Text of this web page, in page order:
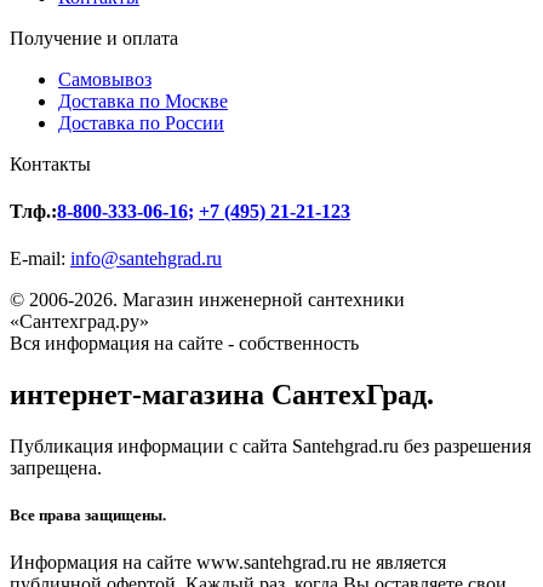
Получение и оплата
Самовывоз
Доставка по Москве
Доставка по России
Контакты
Тлф.:8-800-333-06-16; +7 (495) 21-21-123
E-mail: info@santehgrad.ru
© 2006-2026. Магазин инженерной сантехники
«Сантехград.ру»
Вся информация на сайте - собственность
интернет-магазина СантехГрад.
Публикация информации с сайта Santehgrad.ru без разрешения
запрещена.
Все права защищены.
Информация на сайте www.santehgrad.ru не является